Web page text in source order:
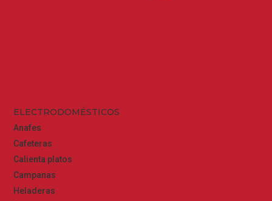
ELECTRODOMÉSTICOS
Anafes
Cafeteras
Calienta platos
Campanas
Heladeras